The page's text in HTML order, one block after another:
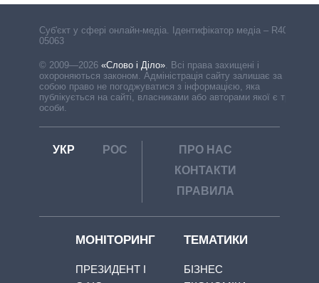
Cуб'єкт у сфері онлайн-медіа. Ідентифікатор медіа – R40-
05063
© 2009—2026 «Слово і Діло» Всі права захищені і
охороняються законом. Адміністрація сайту залишає за
собою право не погоджуватися з інформацією, яка
публікується на сайті, власниками або авторами якої є треті
особи.
УКР РОС
ПРО НАС
КОНТАКТИ
ПРАВИЛА
МОНІТОРИНГ
ПРЕЗИДЕНТ І
ТЕМАТИКИ
БІЗНЕС